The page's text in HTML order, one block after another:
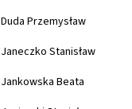
Duda Przemysław
Janeczko Stanisław
Jankowska Beata